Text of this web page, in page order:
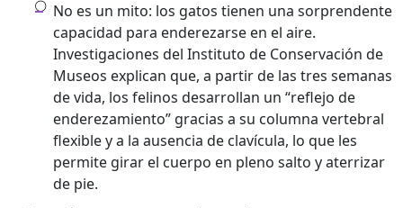
No es un mito: los gatos tienen una sorprendente
capacidad para enderezarse en el aire.
Investigaciones del Instituto de Conservación de
Museos explican que, a partir de las tres semanas
de vida, los felinos desarrollan un “reflejo de
enderezamiento” gracias a su columna vertebral
flexible y a la ausencia de clavícula, lo que les
permite girar el cuerpo en pleno salto y aterrizar
de pie.